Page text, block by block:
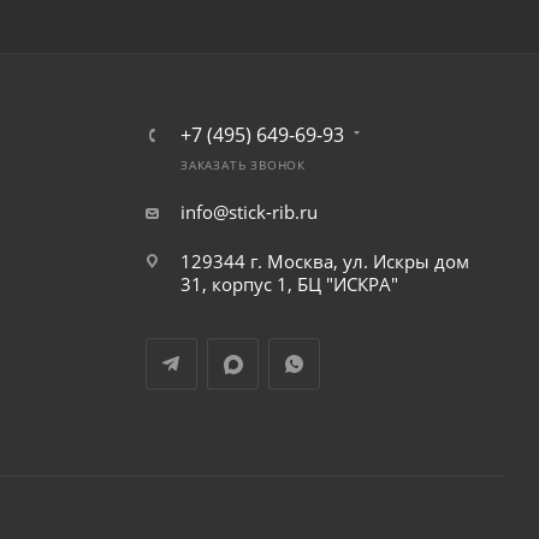
+7 (495) 649-69-93
ЗАКАЗАТЬ ЗВОНОК
info@stick-rib.ru
129344 г. Москва, ул. Искры дом
31, корпус 1, БЦ "ИСКРА"